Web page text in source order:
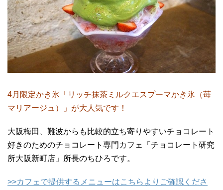
4月限定かき氷「リッチ抹茶ミルクエスプーマかき氷（苺
マリアージュ）」が大人気です！
大阪梅田、難波からも比較的立ち寄りやすいチョコレート
好きのためのチョコレート専門カフェ「チョコレート研究
所大阪新町店」所長のちひろです。
>>カフェで提供するメニューはこちらよりご確認くださ